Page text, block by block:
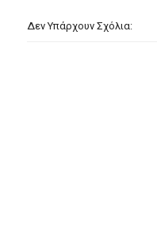
Δεν Υπάρχουν Σχόλια: